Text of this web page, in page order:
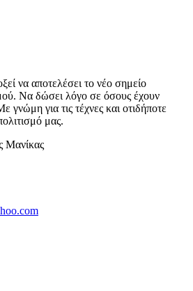
να αποτελέσει το νέο σημείο
Να δώσει λόγο σε όσους έχουν
για τις τέχνες και οτιδήποτε
μας.
Μανίκας